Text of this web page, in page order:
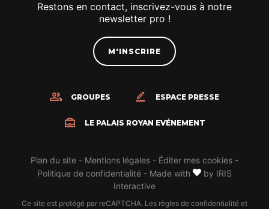
Restons en contact, inscrivez-vous à notre
newsletter pro !
M'INSCRIRE
GROUPES ESPACE PRESSE
LE PALAIS ROYAN EVÉNEMENT
Plan du site - Mentions légales - Éditer mes cookies -
Politique de confidentialité - Made with by IRIS
Interactive
Ce site est protégé par reCAPTCHA. Les règles de confidentialité et